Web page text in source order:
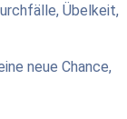
Übelkeit,
neue Chance,